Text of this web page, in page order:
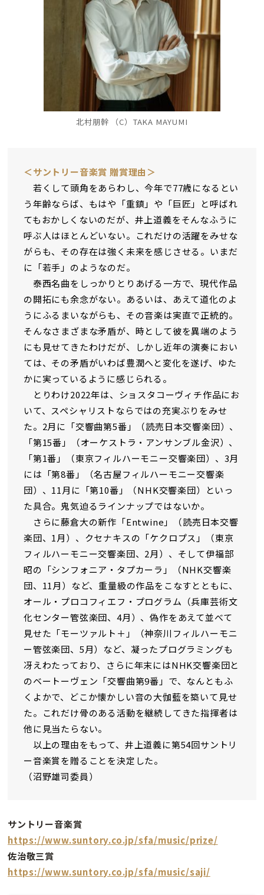
北村朋幹 （C）TAKA MAYUMI
＜サントリー音楽賞 贈賞理由＞
若くして頭角をあらわし、今年で77歳になるとい
う年齢ならば、もはや「重鎮」や「巨匠」と呼ばれ
てもおかしくないのだが、井上道義をそんなふうに
呼ぶ人はほとんどいない。これだけの活躍をみせな
がらも、その存在は強く未来を感じさせる。いまだ
に「若手」のようなのだ。
泰西名曲をしっかりとりあげる一方で、現代作品
の開拓にも余念がない。あるいは、あえて道化のよ
うにふるまいながらも、その音楽は実直で正統的。
そんなさまざまな矛盾が、時として彼を異端のよう
にも見せてきたわけだが、しかし近年の演奏におい
ては、その矛盾がいわば豊潤へと変化を遂げ、ゆた
かに実っているように感じられる。
とりわけ2022年は、ショスタコーヴィチ作品にお
いて、スペシャリストならではの充実ぶりをみせ
た。2月に「交響曲第5番」（読売日本交響楽団）、
「第15番」（オーケストラ・アンサンブル金沢）、
「第1番」（東京フィルハーモニー交響楽団）、3月
には「第8番」（名古屋フィルハーモニー交響楽
団）、11月に「第10番」（NHK交響楽団）といっ
た具合。鬼気迫るラインナップではないか。
さらに藤倉大の新作「Entwine」（読売日本交響
楽団、1月）、クセナキスの「ケクロプス」（東京
フィルハーモニー交響楽団、2月）、そして伊福部
昭の「シンフォニア・タプカーラ」（NHK交響楽
団、11月）など、重量級の作品をこなすとともに、
オール・プロコフィエフ・プログラム（兵庫芸術文
化センター管弦楽団、4月）、偽作をあえて並べて
見せた「モーツァルト＋」（神奈川フィルハーモニ
ー管弦楽団、5月）など、凝ったプログラミングも
冴えわたっており、さらに年末にはNHK交響楽団と
のベートーヴェン「交響曲第9番」で、なんともふ
くよかで、どこか懐かしい音の大伽藍を築いて見せ
た。これだけ骨のある活動を継続してきた指揮者は
他に見当たらない。
以上の理由をもって、井上道義に第54回サントリ
ー音楽賞を贈ることを決定した。
（沼野雄司委員）
サントリー音楽賞
https://www.suntory.co.jp/sfa/music/prize/
佐治敬三賞
https://www.suntory.co.jp/sfa/music/saji/